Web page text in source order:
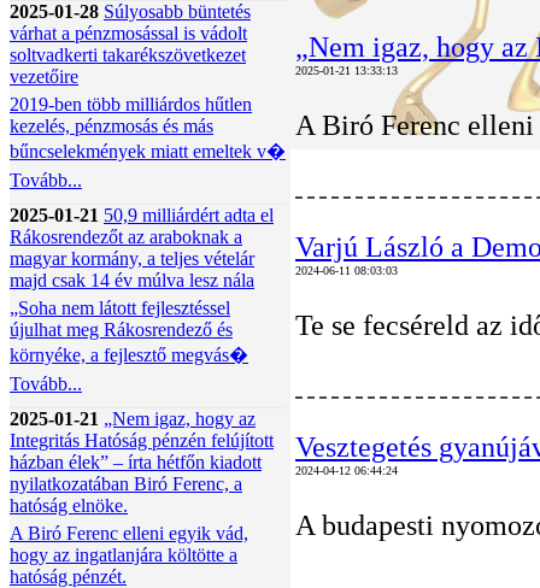
2025-01-28 Súlyosabb büntetés
várhat a pénzmosással is vádolt
soltvadkerti takarékszövetkezet
vezetőire
2019-ben több milliárdos hűtlen
kezelés, pénzmosás és más
bűncselekmények miatt emeltek v�
Tovább...
2025-01-21 50,9 milliárdért adta el
Rákosrendezőt az araboknak a
magyar kormány, a teljes vételár
majd csak 14 év múlva lesz nála
„Soha nem látott fejlesztéssel
újulhat meg Rákosrendező és
környéke, a fejlesztő megvás�
Tovább...
2025-01-21 „Nem igaz, hogy az
Integritás Hatóság pénzén felújított
házban élek” – írta hétfőn kiadott
nyilatkozatában Biró Ferenc, a
hatóság elnöke.
A Biró Ferenc elleni egyik vád,
hogy az ingatlanjára költötte a
hatóság pénzét.
„Nem igaz, hogy
2025-01-21 13:33:13
A Biró Ferenc
Varjú László a
2024-06-11 08:03:03
Te se fecséreld az
Vesztegetés
2024-04-12 06:44:24
A budapesti